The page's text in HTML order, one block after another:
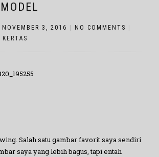
NOVEMBER 3, 2016 NO COMMENTS
Salah satu gambar favorit saya sendiri
saya yang lebih bagus, tapi entah